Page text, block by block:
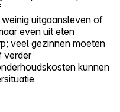
uitgaansleven of
even uit eten
veel gezinnen moeten
verder
kunnen